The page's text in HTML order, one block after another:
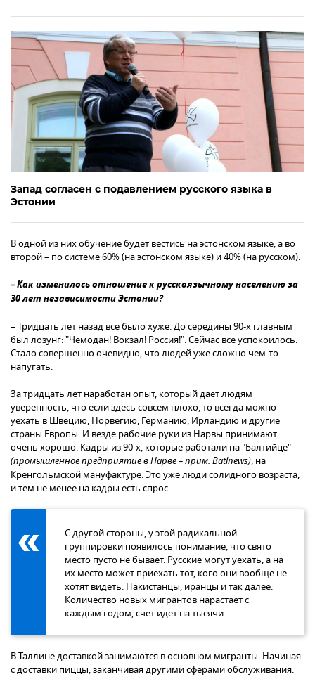
Запад согласен с подавлением русского языка в
Эстонии
В одной из них обучение будет вестись на эстонском языке, а во
второй – по системе 60% (на эстонском языке) и 40% (на русском).
– Как изменилось отношение к русскоязычному населению за
30 лет независимости Эстонии?
– Тридцать лет назад все было хуже. До середины 90-х главным
был лозунг: "Чемодан! Вокзал! Россия!". Сейчас все успокоилось.
Стало совершенно очевидно, что людей уже сложно чем-то
напугать.
За тридцать лет наработан опыт, который дает людям
уверенность, что если здесь совсем плохо, то всегда можно
уехать в Швецию, Норвегию, Германию, Ирландию и другие
страны Европы. И везде рабочие руки из Нарвы принимают
очень хорошо. Кадры из 90-х, которые работали на "Балтийце"
(промышленное предприятие в Нарве – прим. Batlnews), на
Кренгольмской мануфактуре. Это уже люди солидного возраста,
и тем не менее на кадры есть спрос.
С другой стороны, у этой радикальной
группировки появилось понимание, что свято
место пусто не бывает. Русские могут уехать, а на
их место может приехать тот, кого они вообще не
хотят видеть. Пакистанцы, иранцы и так далее.
Количество новых мигрантов нарастает с
каждым годом, счет идет на тысячи.
В Таллине доставкой занимаются в основном мигранты. Начиная
с доставки пиццы, заканчивая другими сферами обслуживания.